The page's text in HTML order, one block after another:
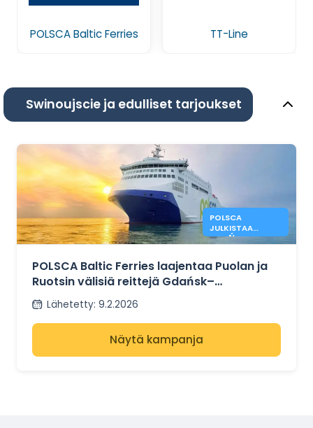
POLSCA Baltic Ferries TT-Line
Swinoujscie ja edulliset tarjoukset
POLSCA
JULKISTAA
GDAŃSK–
REITTISUUNNITEL
MANSA
POLSCA Baltic Ferries laajentaa Puolan ja
Ruotsin välisiä reittejä Gdańsk–
Karlshamn-suunnitelmilla
Lähetetty: 9.2.2026
Näytä kampanja